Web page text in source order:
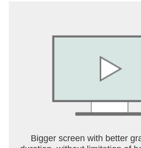
Bigger screen with better